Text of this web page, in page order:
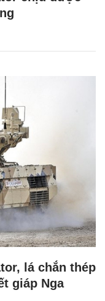
lá chắn thép
giáp Nga